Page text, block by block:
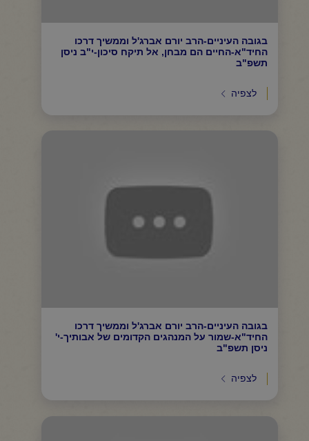
בגובה העיניים-הרב יורם אברג'ל וממשיך דרכו
החיד"א-החיים הם מבחן, אל תיקח סיכון-י"ב ניסן
תשפ"ב
לצפיה
בגובה העיניים-הרב יורם אברג'ל וממשיך דרכו
החיד"א-שמור על המנהגים הקדומים של אבותיך-י'
ניסן תשפ"ב
לצפיה